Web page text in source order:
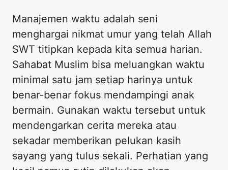
Manajemen waktu adalah seni
menghargai nikmat umur yang telah Allah
SWT titipkan kepada kita semua harian.
Sahabat Muslim bisa meluangkan waktu
minimal satu jam setiap harinya untuk
benar-benar fokus mendampingi anak
bermain. Gunakan waktu tersebut untuk
mendengarkan cerita mereka atau
sekadar memberikan pelukan kasih
sayang yang tulus sekali. Perhatian yang